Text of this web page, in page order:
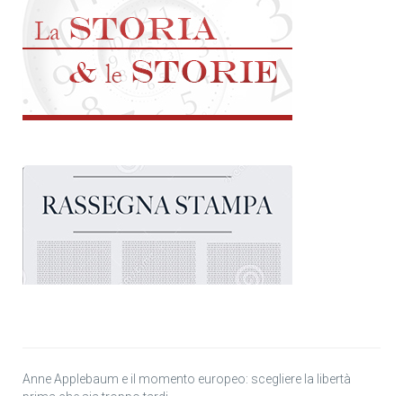
Anne Applebaum e il momento europeo: scegliere la libertà